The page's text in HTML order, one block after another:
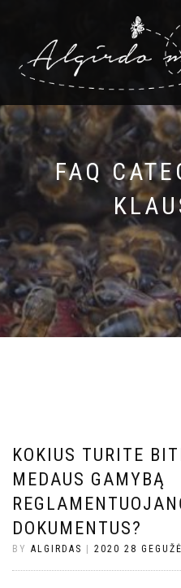
FAQ
KOKIUS TURITE
MEDAUS GAMYBĄ
DOKUMENTUS?
BY ALGIRDAS 2020 28